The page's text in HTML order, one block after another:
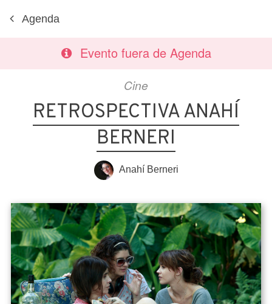
Agenda
Evento fuera de Agenda
Cine
RETROSPECTIVA ANAHÍ
BERNERI
Anahí Berneri